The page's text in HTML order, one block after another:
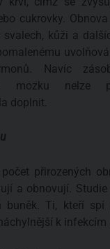
cukrovky. Obnova
kůži a
Navíc
mozku nelze
doplnit.
přirozených
a obnovují.
buněk. Ti, kteří
k infekcím